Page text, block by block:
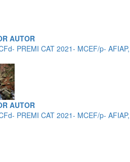
AUTOR
PREMI CAT 2021- MCEF/p- AFIAP,
AUTOR
PREMI CAT 2021- MCEF/p- AFIAP,